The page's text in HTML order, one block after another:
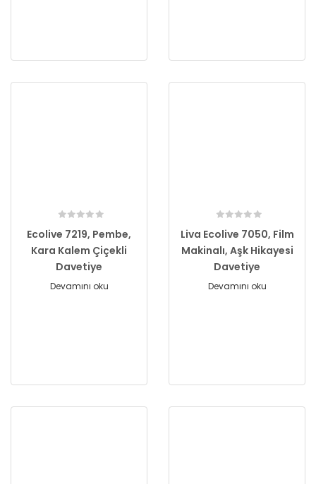
Ecolive 7219, Pembe,
Kara Kalem Çiçekli
Davetiye
Devamını oku
Liva Ecolive 7050, Film
Makinalı, Aşk Hikayesi
Davetiye
Devamını oku